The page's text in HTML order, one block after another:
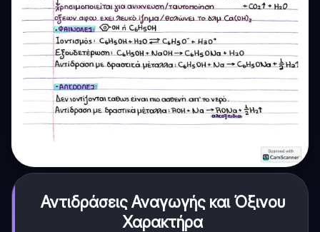
Αντιδράσεις Αναγωγής και Όξινου
Χαρακτήρα